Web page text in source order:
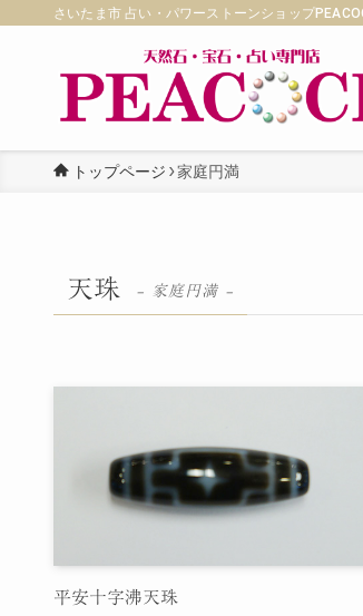
さいたま市 占い・パワーストーンショップ
トップページ 家庭円満
天珠 – 家庭円満 –
平安十字沸天珠